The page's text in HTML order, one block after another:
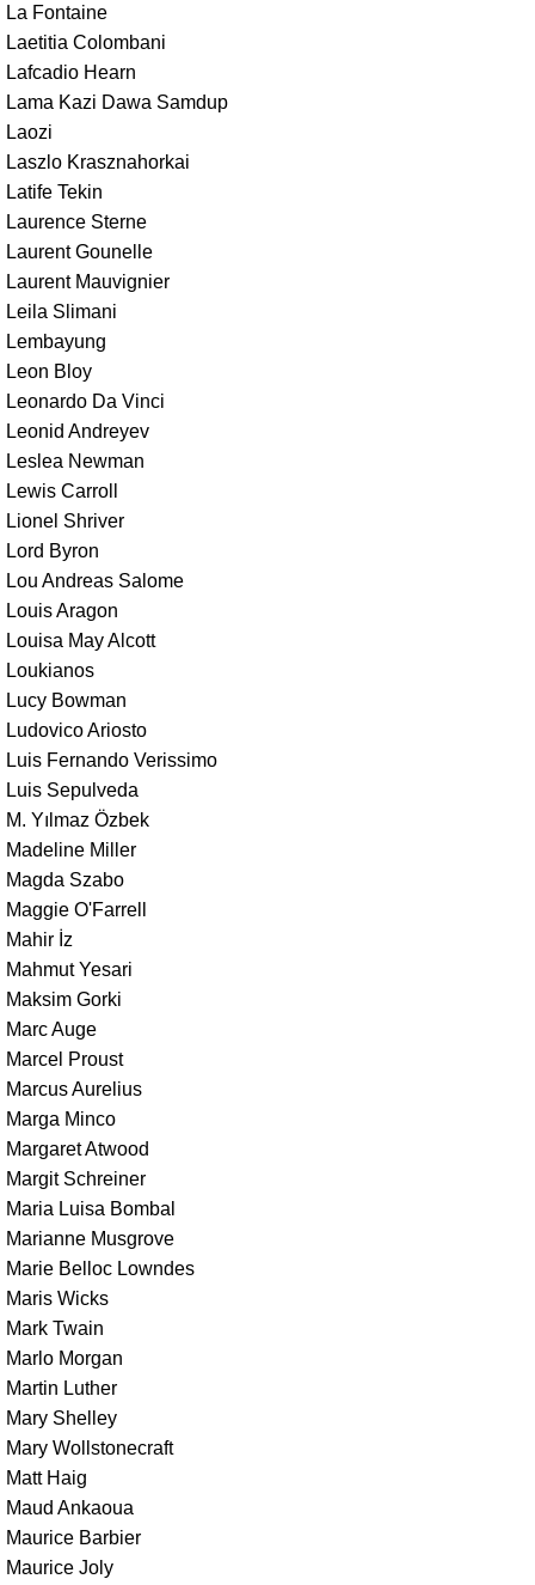
La Fontaine
Laetitia Colombani
Lafcadio Hearn
Lama Kazi Dawa Samdup
Laozi
Laszlo Krasznahorkai
Latife Tekin
Laurence Sterne
Laurent Gounelle
Laurent Mauvignier
Leila Slimani
Lembayung
Leon Bloy
Leonardo Da Vinci
Leonid Andreyev
Leslea Newman
Lewis Carroll
Lionel Shriver
Lord Byron
Lou Andreas Salome
Louis Aragon
Louisa May Alcott
Loukianos
Lucy Bowman
Ludovico Ariosto
Luis Fernando Verissimo
Luis Sepulveda
M. Yılmaz Özbek
Madeline Miller
Magda Szabo
Maggie O'Farrell
Mahir İz
Mahmut Yesari
Maksim Gorki
Marc Auge
Marcel Proust
Marcus Aurelius
Marga Minco
Margaret Atwood
Margit Schreiner
Maria Luisa Bombal
Marianne Musgrove
Marie Belloc Lowndes
Maris Wicks
Mark Twain
Marlo Morgan
Martin Luther
Mary Shelley
Mary Wollstonecraft
Matt Haig
Maud Ankaoua
Maurice Barbier
Maurice Joly